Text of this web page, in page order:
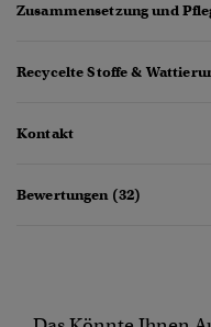
Zusammensetzung und
Recycelte Stoffe &
Kontakt
Bewertungen (32)